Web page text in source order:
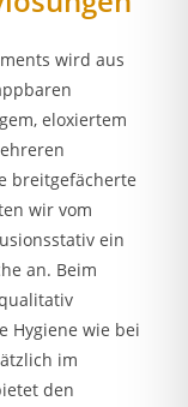
wird aus
eloxiertem
breitgefächerte
wir vom
ein
an. Beim
Hygiene wie bei
im
den